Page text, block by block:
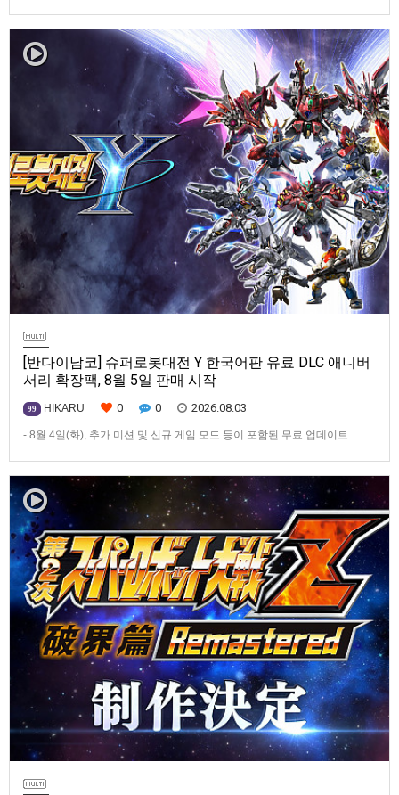
문 판매를 8월 5일(수)부터 시작한다고 발표했다.‘ELDEN RING 빛바랜 자
에디션’에는 ‘ELDEN R…
[반다이남코] 슈퍼로봇대전 Y 한국어판 유료 DLC 애니버
서리 확장팩, 8월 5일 판매 시작
99 HIKARU 0 0 2026.08.03
- 8월 4일(화), 추가 미션 및 신규 게임 모드 등이 포함된 무료 업데이트
Switch™, Steam®용 ‘슈퍼로봇대전 Y’(한국어판)의 유료 DLC ‘애니버서리
확장팩’을 2026년 …